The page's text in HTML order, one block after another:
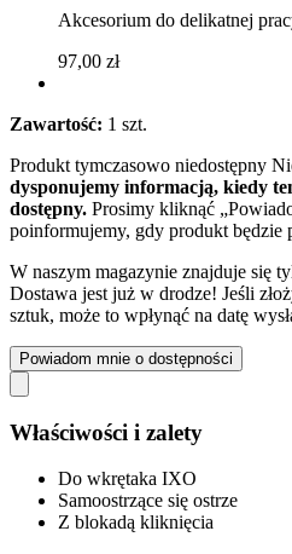
Akcesorium do delikatnej
97,00 zł
Zawartość: 1 szt.
Produkt tymczasowo niedostępny
dysponujemy informacją, kiedy
dostępny. Prosimy kliknąć
poinformujemy, gdy produkt będzie
W naszym magazynie znajduje się
Dostawa jest już w drodze! Jeśli
sztuk, może to wpłynąć na datę
Powiadom mnie o dostępności
Właściwości i zalety
Do wkrętaka IXO
Samoostrzące się ostrze
Z blokadą kliknięcia